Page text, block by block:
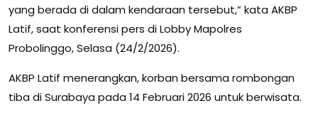
yang berada di dalam kendaraan tersebut,” kata AKBP
Latif, saat konferensi pers di Lobby Mapolres
Probolinggo, Selasa (24/2/2026).
AKBP Latif menerangkan, korban bersama rombongan
tiba di Surabaya pada 14 Februari 2026 untuk berwisata.